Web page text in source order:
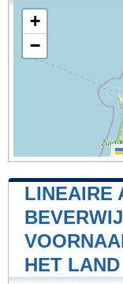
+
−
LINEAIRE
HET LAND